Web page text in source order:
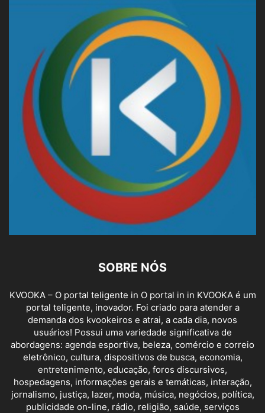
SOBRE NÓS
KVOOKA – O portal teligente in O portal in in KVOOKA é um
portal teligente, inovador. Foi criado para atender a
demanda dos kvookeiros e atrai, a cada dia, novos
usuários! Possui uma variedade significativa de
abordagens: agenda esportiva, beleza, comércio e correio
eletrônico, cultura, dispositivos de busca, economia,
entretenimento, educação, foros discursivos,
hospedagens, informações gerais e temáticas, interação,
jornalismo, justiça, lazer, moda, música, negócios, política,
publicidade on-line, rádio, religião, saúde, serviços